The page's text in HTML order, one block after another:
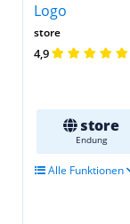
store
4,9
store
Endung
Alle Funktionen